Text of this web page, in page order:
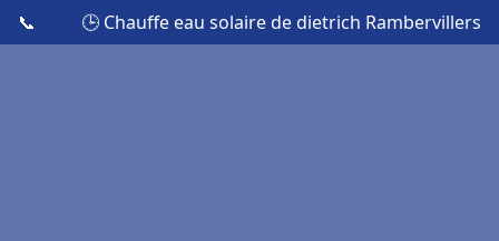
📞 🕒 Chauffe eau solaire de dietrich Rambervillers